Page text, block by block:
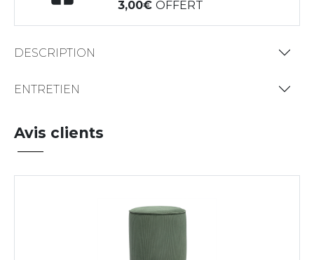
3,00OFFERT
DESCRIPTION
ENTRETIEN
Avis clients